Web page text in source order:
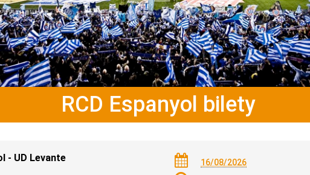
RCD Espanyol bilety
- UD Levante
16/08/2026